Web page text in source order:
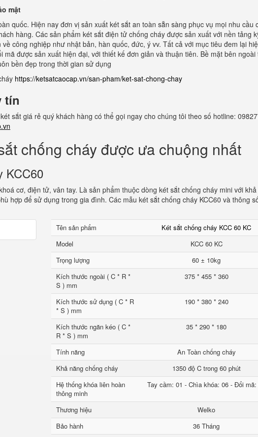
mật
quốc. Hiện nay đơn vị sản xuất két sắt an toàn sẵn sàng phục vụ mọi nhu cầu
hàng. Các sản phẩm két sắt điện tử chống cháy được sản xuất với nền tảng
công nghiệp như nhật bản, hàn quốc, đức, ý vv. Tất cả với mục tiêu đem lại
mã được sản xuất hiện đại, với thiết kế đơn giản và thuận tiên. Bề mặt bên ngoài
bền đẹp trong thời gian sử dụng
https://ketsatcaocap.vn/san-pham/ket-sat-chong-chay
tín
sắt giá rẻ quý khách hàng có thể gọi ngay cho chúng tôi theo số hotline:
chống cháy được ưa chuộng nhất
KCC60
cơ, điện tử, vân tay. Là sản phẩm thuộc dòng két sắt chống cháy mini với
hợp để sử dụng trong gia đình. Các mẫu két sắt chống cháy KCC60 và thông
Tên sản phẩm
Két sắt chống cháy KCC 60 KC
Model
KCC 60 KC
Trọng lượng
60 ± 10kg
Kích thước ngoài ( C * R *
S ) mm
375 * 455 * 360
Kích thước sử dụng ( C * R
* S ) mm
190 * 380 * 240
Kích thước ngăn kéo ( C *
R * S ) mm
35 * 290 * 180
Tính năng
An Toàn chống cháy
Khả năng chống cháy
1350 độ C trong 60 phút
Hệ thống khóa liên hoàn
thông minh
Tay cầm: 01 - Chìa khóa: 06 - Đổi mã:
Thương hiệu
Welko
Bảo hành
36 Tháng